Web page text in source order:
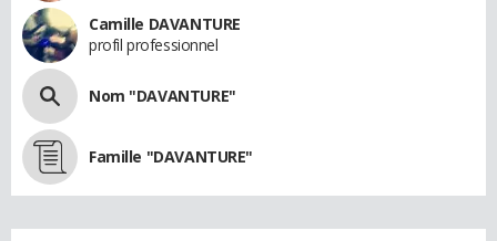
Camille DAVANTURE
profil professionnel
Nom "DAVANTURE"
Famille "DAVANTURE"